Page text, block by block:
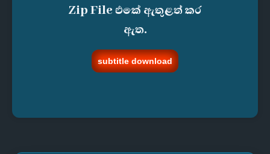
Zip File එකේ ඇතුළත් කර
ඇත.
subtitle download